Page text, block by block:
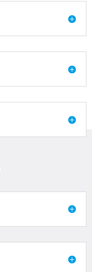




